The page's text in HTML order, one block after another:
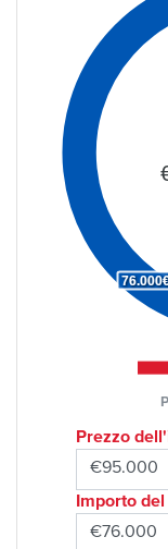
Prezzo
Importo